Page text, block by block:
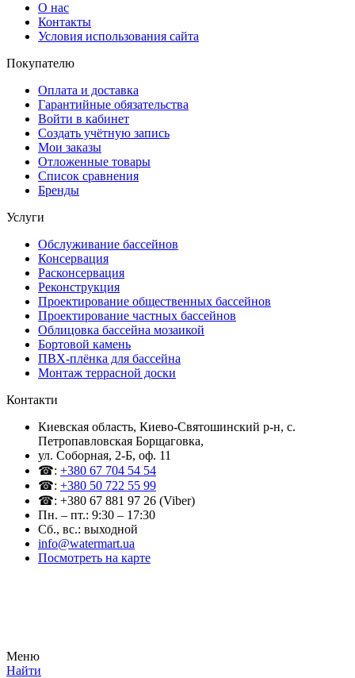
О нас
Контакты
Условия использования сайта
Покупателю
Оплата и доставка
Гарантийные обязательства
Войти в кабинет
Создать учётную запись
Мои заказы
Отложенные товары
Список сравнения
Бренды
Услуги
Обслуживание бассейнов
Консервация
Расконсервация
Реконструкция
Проектирование общественных бассейнов
Проектирование частных бассейнов
Облицовка бассейна мозаикой
Бортовой камень
ПВХ-плёнка для бассейна
Монтаж террасной доски
Контакти
Киевская область, Киево-Святошинский р-н, c.
Петропавловская Борщаговка,
ул. Соборная, 2-Б, оф. 11
☎: +380 67 704 54 54
☎: +380 50 722 55 99
☎: +380 67 881 97 26 (Viber)
Пн. – пт.: 9:30 – 17:30
Сб., вс.: выходной
info@watermart.ua
Посмотреть на карте
Меню
Найти